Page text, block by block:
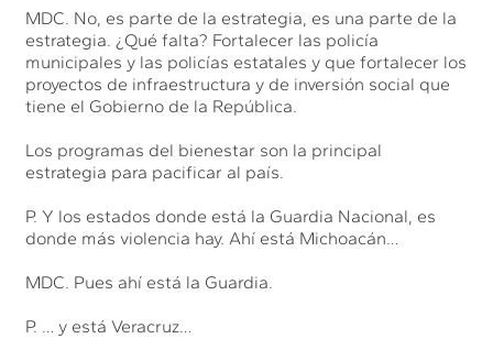
MDC. No, es parte de la estrategia, es una parte de la
estrategia. ¿Qué falta? Fortalecer las policía
municipales y las policías estatales y que fortalecer los
proyectos de infraestructura y de inversión social que
tiene el Gobierno de la República.
Los programas del bienestar son la principal
estrategia para pacificar al país.
P. Y los estados donde está la Guardia Nacional, es
donde más violencia hay. Ahí está Michoacán…
MDC. Pues ahí está la Guardia.
P. … y está Veracruz…